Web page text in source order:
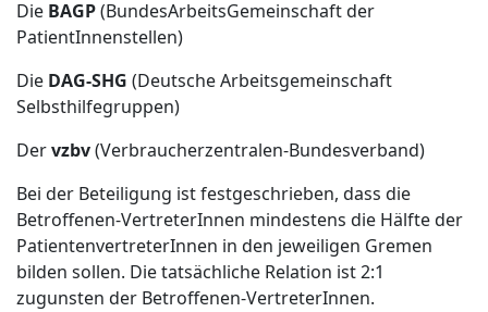
Die BAGP(BundesArbeitsGemeinschaft der
PatientInnenstellen)
Die DAG-SHG (Deutsche Arbeitsgemeinschaft
Selbsthilfegruppen)
Dervzbv(Verbraucherzentralen-Bundesverband)
Bei der Beteiligung ist festgeschrieben, dass die
Betroffenen-VertreterInnen mindestens die Hälfte der
PatientenvertreterInnen in den jeweiligen Gremen
bilden sollen. Die tatsächliche Relation ist 2:1
zugunsten der Betroffenen-VertreterInnen.